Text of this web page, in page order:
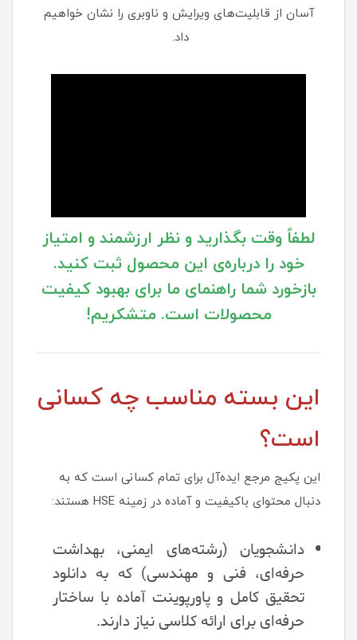
آسان از قابلیت‌های ویرایش و ناوبری را نشان خواهیم
داد.
لطفاً وقت بگذارید و نظر ارزشمند و امتیاز
خود را درباره‌ی این محصول ثبت کنید.
بازخورد شما راهنمای ما برای بهبود کیفیت
محصولات است. متشکریم!
این بسته مناسب چه کسانی
است؟
این پکیج مرجع ایده‌آل برای تمام کسانی است که به
دنبال محتوای باکیفیت و آماده در زمینه HSE هستند:
دانشجویان (رشته‌های ایمنی، بهداشت
حرفه‌ای، فنی و مهندسی) که به دانلود
تحقیق کامل و پاورپوینت آماده با ساختار
حرفه‌ای برای ارائه کلاسی نیاز دارند.